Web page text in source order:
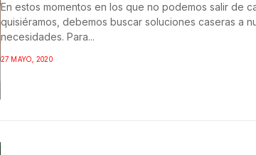
En estos momentos en los que no podemos salir de
quisiéramos, debemos buscar soluciones caseras a
necesidades. Para...
27 MAYO, 2020